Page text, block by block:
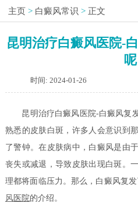
主页 > 白癜风常识 > 正文
昆明治疗白癜风医院-
呢
时间: 2024-01-26
昆明治疗白癜风医院-白癜风复
熟悉的皮肤白斑，许多人会意识到
了警钟。在皮肤病中，白癜风是由
丧失或减退，导致皮肤出现白斑。
理都将面临压力。那么，白癜风复
风 医院的介绍。